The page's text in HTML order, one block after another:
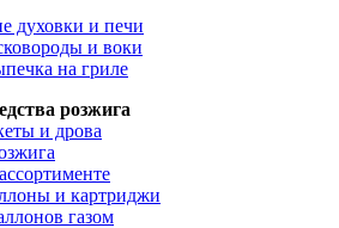
духовки и печи
и воки
на гриле
розжига
и дрова
и картриджи
газом